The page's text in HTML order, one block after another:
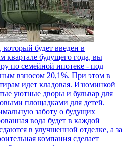
будет введен в
квартале будущего года, вы
по семейной ипотеке - под
взносом 20,1%. При этом в
идет кладовая. Изюминкой
уютные дворы и бульвар для
площадками для детей.
заботу о будущих
вода будет в каждой
в улучшенной отделке, а за
компания сделает